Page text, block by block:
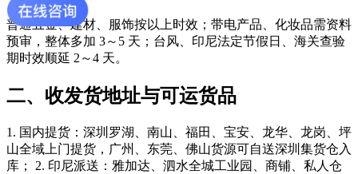
普通五金、建材、服饰按以上时效；带电产品、化妆品需资料
预审，整体多加 3～5 天；台风、印尼法定节假日、海关查验
期时效顺延 2～4 天。
二、收发货地址与可运货品
1. 国内提货：深圳罗湖、南山、福田、宝安、龙华、龙岗、坪
山全域上门提货，广州、东莞、佛山货源可自送深圳集货仓入
库； 2. 印尼派送：雅加达、泗水全城工业园、商铺、私人仓